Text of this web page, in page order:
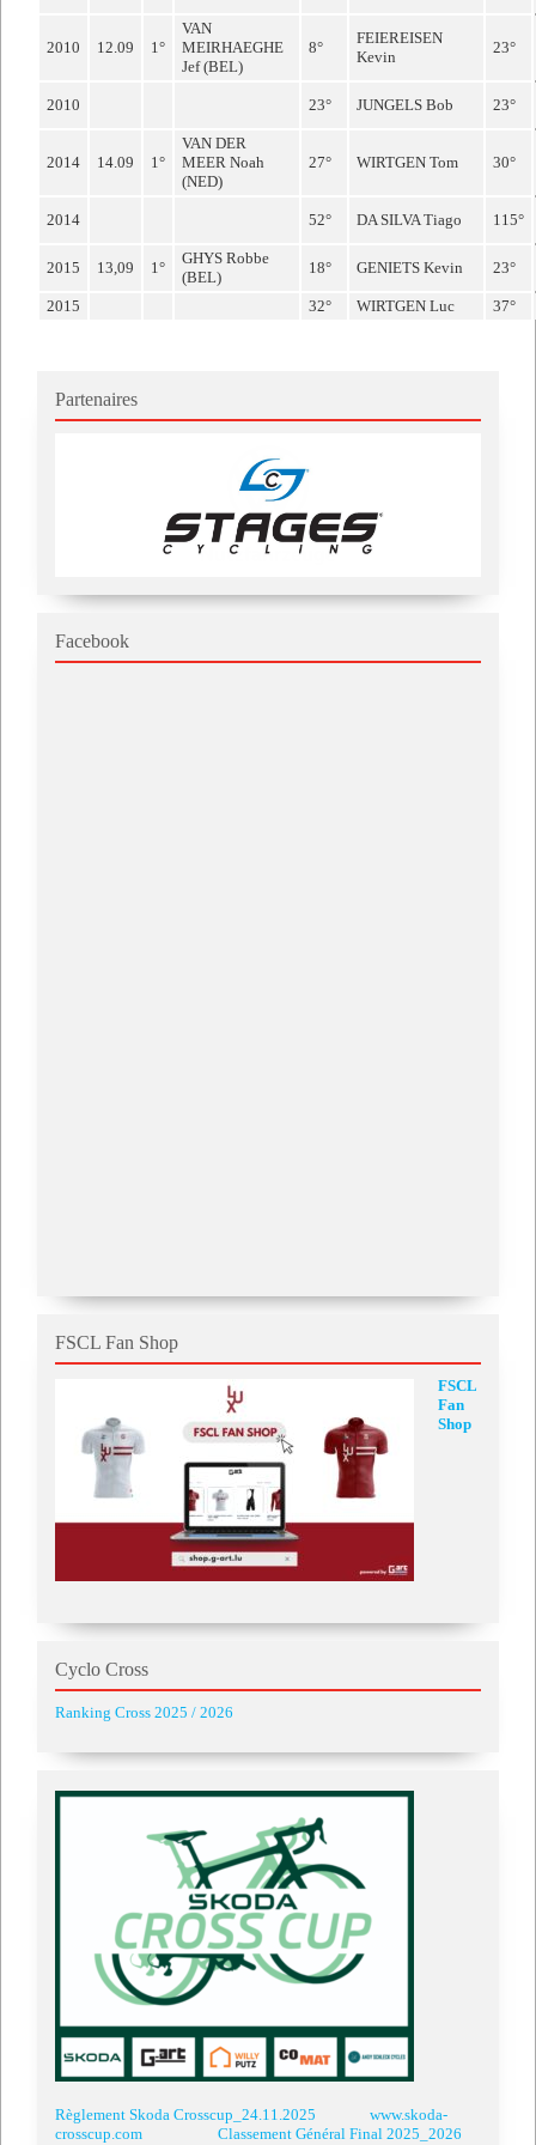
2010 12.09 1°
VAN
MEIRHAEGHE
Jef (BEL)
8°
FEIEREISEN
Kevin
23°
2010 23° JUNGELS Bob 23°
2014 14.09 1°
VAN DER
MEER Noah
(NED)
27° WIRTGEN Tom 30°
2014 52° DA SILVA Tiago 115°
2015 13,09 1°
GHYS Robbe
(BEL)
18° GENIETS Kevin 23°
2015 32° WIRTGEN Luc 37°
Partenaires
Facebook
FSCL Fan Shop
FSCL
Fan
Shop
Cyclo Cross
Ranking Cross 2025 / 2026
Règlement Skoda Crosscup_24.11.2025
www.skoda-
crosscup.com
Classement Général Final 2025_2026